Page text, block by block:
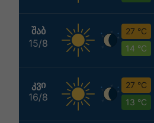
ᲨᲐᲑ
15/8
27 °C
14 °C
ᲙᲕᲘ
16/8
27 °C
13 °C